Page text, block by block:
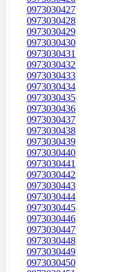
0973030427
0973030428
0973030429
0973030430
0973030431
0973030432
0973030433
0973030434
0973030435
0973030436
0973030437
0973030438
0973030439
0973030440
0973030441
0973030442
0973030443
0973030444
0973030445
0973030446
0973030447
0973030448
0973030449
0973030450